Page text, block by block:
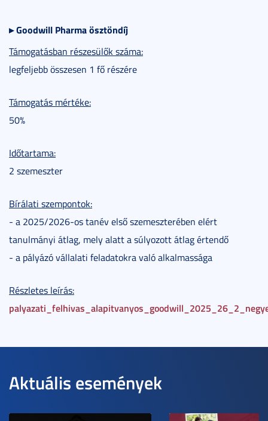
▸Goodwill Pharma ösztöndíj
Támogatásban részesülők száma:
legfeljebb összesen 1 fő részére
Támogatás mértéke:
50%
Időtartama:
2 szemeszter
Bírálati szempontok:
- a 2025/2026-os tanév első szemeszterében elért
tanulmányi átlag, mely alatt a súlyozott átlag értendő
- a pályázó vállalati feladatokra való alkalmassága
Részletes leírás:
Aktuális események